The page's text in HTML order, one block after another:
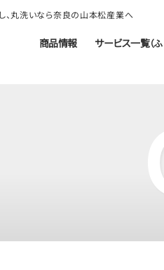
、丸洗いなら奈良の山本松産業へ
商品情報 サービス一覧（